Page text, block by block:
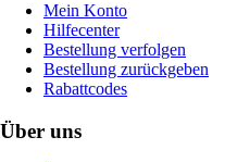
Mein Konto
Hilfecenter
Bestellung verfolgen
Bestellung zurückgeben
Rabattcodes
Über uns